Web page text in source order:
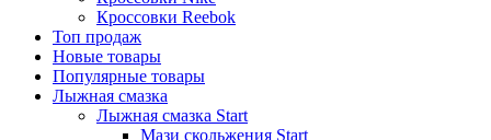
Кроссовки Reebok
Топ продаж
Новые товары
Популярные товары
Лыжная смазка
Лыжная смазка Start
Мази скольжения Start